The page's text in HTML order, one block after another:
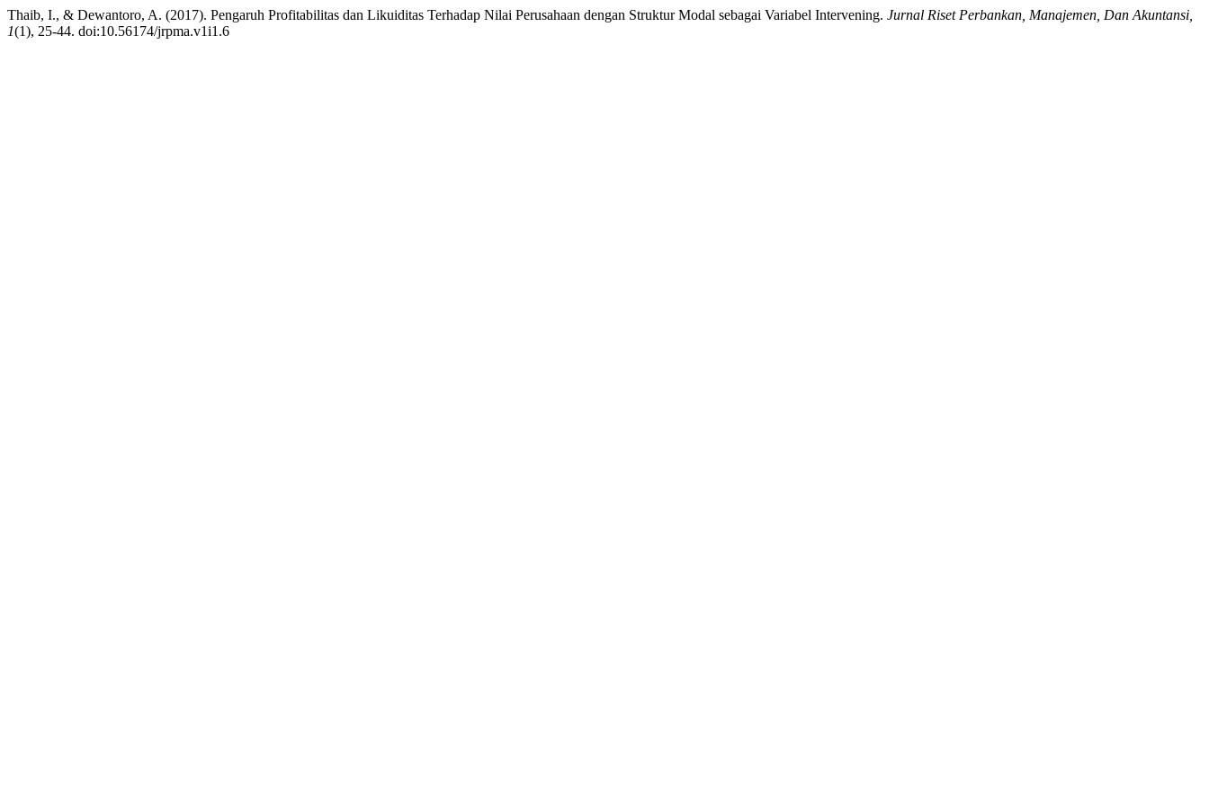
Thaib, I., & Dewantoro, A. (2017). Pengaruh Profitabilitas dan Likuiditas Terhadap Nilai Perusahaan dengan Struktur Modal sebagai Variabel Intervening. Jurnal Riset Perbankan, Manajemen, Dan Akuntansi,
1(1), 25-44. doi:10.56174/jrpma.v1i1.6